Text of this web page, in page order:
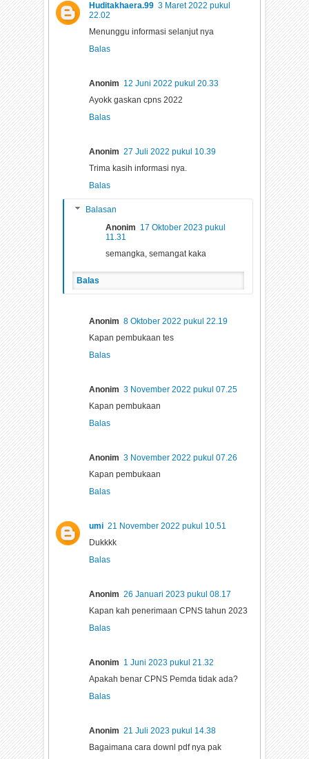
Huditakhaera.99 3 Maret 2022 pukul
22.02
Menunggu informasi selanjut nya
Balas
Anonim 12 Juni 2022 pukul 20.33
Ayokk gaskan cpns 2022
Balas
Anonim 27 Juli 2022 pukul 10.39
Trima kasih informasi nya.
Balas
Balasan
Anonim 17 Oktober 2023 pukul
11.31
semangka, semangat kaka
Balas
Anonim 8 Oktober 2022 pukul 22.19
Kapan pembukaan tes
Balas
Anonim 3 November 2022 pukul 07.25
Kapan pembukaan
Balas
Anonim 3 November 2022 pukul 07.26
Kapan pembukaan
Balas
umi 21 November 2022 pukul 10.51
Dukkkk
Balas
Anonim 26 Januari 2023 pukul 08.17
Kapan kah penerimaan CPNS tahun 2023
Balas
Anonim 1 Juni 2023 pukul 21.32
Apakah benar CPNS Pemda tidak ada?
Balas
Anonim 21 Juli 2023 pukul 14.38
Bagaimana cara downl pdf nya pak